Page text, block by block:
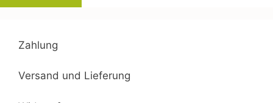
Zahlung
Versand und Lieferung